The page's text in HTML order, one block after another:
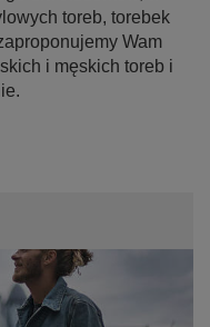
toreb, torebek
Wam
i męskich toreb i